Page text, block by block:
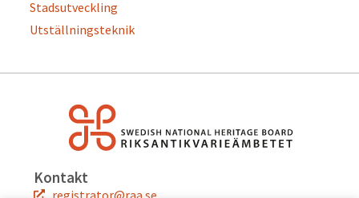
Stadsutveckling
Utställningsteknik
Kontakt